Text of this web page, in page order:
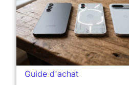
Guide d'achat